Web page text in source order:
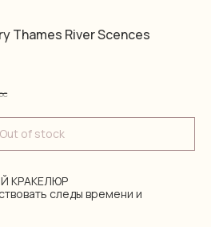
Thames River Scences
Out of stock
КРАКЕЛЮР
следы времени и